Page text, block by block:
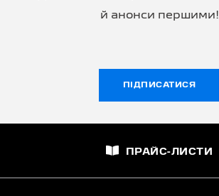
й анонси першими!
ПІДПИСАТИСЯ
ПРАЙС-ЛИСТИ